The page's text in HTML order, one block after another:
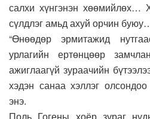
салхи хүнгэнэн
сүлдлэг амьд ахуй орчин
“Өнөөдөр эрмитажид
урлагийн ертөнцөөр
ажиглаагүй зураачийн
хэдэн санаа хэллэг
энэ.